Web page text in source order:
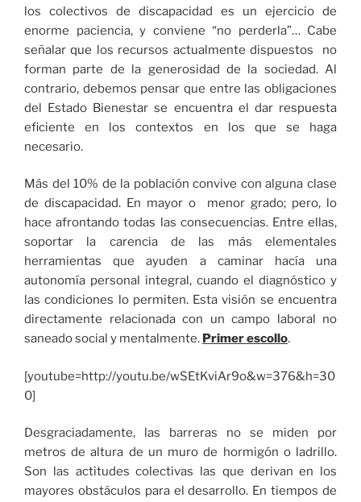
los colectivos de discapacidad es un ejercicio de
enorme paciencia, y conviene “no perderla”… Cabe
señalar que los recursos actualmente dispuestos no
forman parte de la generosidad de la sociedad. Al
contrario, debemos pensar que entre las obligaciones
del Estado Bienestar se encuentra el dar respuesta
eficiente en los contextos en los que se haga
necesario.
Más del 10% de la población convive con alguna clase
de discapacidad. En mayor o menor grado; pero, lo
hace afrontando todas las consecuencias. Entre ellas,
soportar la carencia de las más elementales
herramientas que ayuden a caminar hacía una
autonomía personal integral, cuando el diagnóstico y
las condiciones lo permiten. Esta visión se encuentra
directamente relacionada con un campo laboral no
saneado social y mentalmente. Primer escollo.
[youtube=http://youtu.be/wSEtKviAr9o&w=376&h=30
0]
Desgraciadamente, las barreras no se miden por
metros de altura de un muro de hormigón o ladrillo.
Son las actitudes colectivas las que derivan en los
mayores obstáculos para el desarrollo. En tiempos de